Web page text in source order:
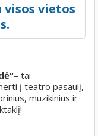
vietos
– tai
į teatro pasaulį,
muzikinius ir